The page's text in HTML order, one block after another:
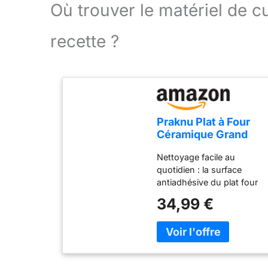
Où trouver le matériel de
recette ?
Praknu Plat à Four
Céramique Grand
Rectangulaire
Nettoyage facile au
quotidien : la surface
antiadhésive du plat four
rapidement les résidus, et
le plat passe au lave-
vaisselle. Bord extra haut
(8 cm) : retient sauces et
fromage dans le plat,
34,99 €